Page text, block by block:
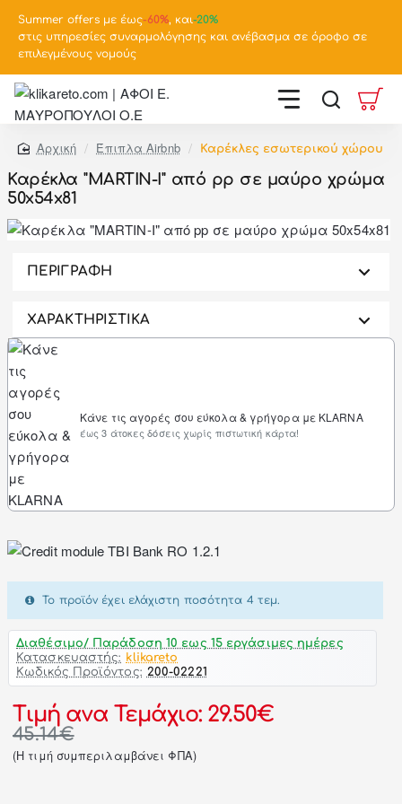
Summer offers με έως-60%, και-20%
στις υπηρεσίες συναρμολόγησης και ανέβασμα σε όροφο σε
επιλεγμένους νομούς
home
Έπιπλα Airbnb Καρέκλες εσωτερικού χώρου
Καρέκλα "MARTIN-Ι" από pp σε μαύρο χρώμα
50x54x81
ΠΕΡΙΓΡΑΦΗ
ΧΑΡΑΚΤΗΡΙΣΤΙΚΑ
Κάνε τις αγορές σου εύκολα & γρήγορα με KLARNA
έως 3 άτοκες δόσεις χωρίς πιστωτική κάρτα!
Διαθέσιμο/ Παράδοση 10 εως 15 εργάσιμες ημέρες
Κατασκευαστής: klikareto
Κωδικός Προϊόντος: 200-02221
Τιμή ανα Τεμάχιο: 29.50€
45.14€
(H τιμή συμπεριλαμβάνει ΦΠΑ)
Το προϊόν έχει ελάχιστη ποσότητα 4 τεμ.